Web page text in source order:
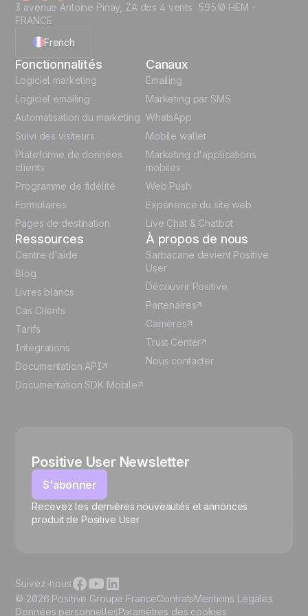
🍪
3 avenue Antoine Pinay, ZA des 4 vents 59510 HEM -
FRANCE
French
English
German
Italian
Fonctionnalités
Logiciel marketing
Logiciel emailing
Automatisation du marketing
Suivi des visiteurs
Plateforme de données
clients
Programme de fidélité
Formulaires
Pages de destination
Canaux
Emailing
Marketing par SMS
WhatsApp
Mobile wallet
Marketing d'applications
mobiles
Web Push
Expérience du site web
Live Chat & Chatbot
Ressources
Centre d'aide
Blog
Livres blancs
Cas Clients
Tarifs
Intégrations
Documentation API
Documentation SDK Mobile
À propos de nous
Sarbacane devient Positive
User
Découvrir Positive
Partenaires
Carrières
Trust Center
Nous contacter
Positive User Newsletter
S'abonner
Recevez les dernières nouveautés et annonces
produit de Positive User
© 2026 Positive Groupe FranceContratsMentions Légales
Données personnellesParamètres des cookies
Suivez-nous